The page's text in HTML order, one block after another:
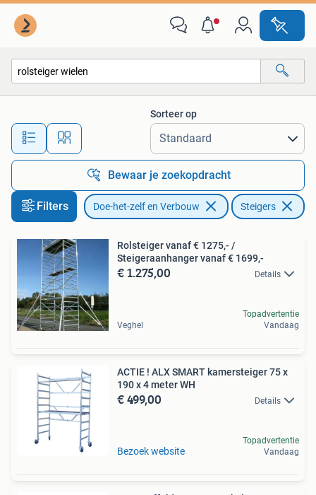
Alle afstanden…
Sorteer op
Bewaar je zoekopdracht
Filters Doe-het-zelf en Verbouw Steigers
Rolsteiger vanaf € 1275,- /
Steigeraanhanger vanaf € 1699,-
€ 1.275,00 Details
Veghel
Topadvertentie
Vandaag
ACTIE ! ALX SMART kamersteiger 75 x
190 x 4 meter WH
€ 499,00 Details
Bezoek website
Topadvertentie
Vandaag